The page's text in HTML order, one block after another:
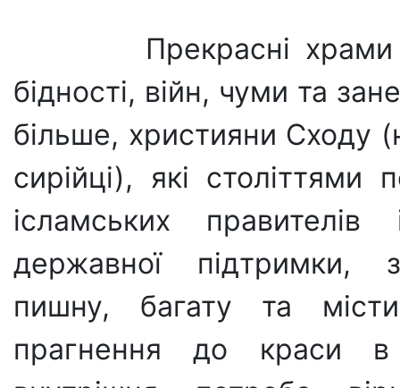
Прекрасні храми
бідності, війн, чуми та
більше, християни Сходу
сирійці), які століттями
ісламських
державної підтримки,
пишну, багату та
прагнення до краси в